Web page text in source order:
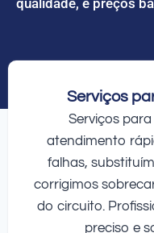
Serviços
Serviços
atendimento
falhas,
corrigimos
do circuito.
preciso e